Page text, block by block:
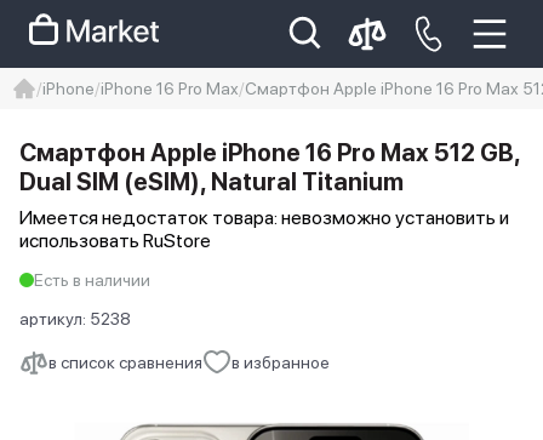
Iphone 14 pro max
айфон 14
iPhone iPhone 16 Pro Max Смартфон Apple iPhone 16 Pro Max
в список сравнения в избранное
Смартфон Apple iPhone 16 Pro Max 512 GB,
Dual SIM (eSIM), Natural Titanium
Имеется недостаток товара: невозможно установить и
использовать RuStore
Есть в наличии
артикул: 5238